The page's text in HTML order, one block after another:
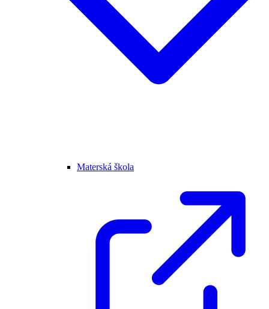
Materská škola